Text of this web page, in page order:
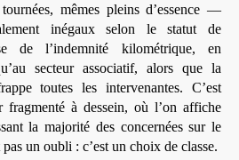
mêmes pleins d’essence —
inégaux selon le statut de
de l’indemnité kilométrique, en
secteur associatif, alors que la
toutes les intervenantes. C’est
fragmenté à dessein, où l’on affiche
la majorité des concernées sur le
un oubli : c’est un choix de classe.